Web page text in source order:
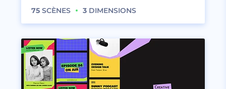
75 SCÈNES 3 DIMENSIONS